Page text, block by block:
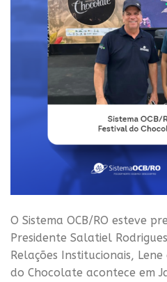
O Sistema OCB/RO esteve
Presidente Salatiel
Relações Institucionais,
do Chocolate acontece em